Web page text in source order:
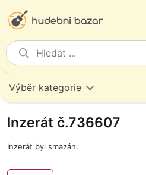
Výběr kategorie
Inzerát č.736607
Inzerát byl smazán.